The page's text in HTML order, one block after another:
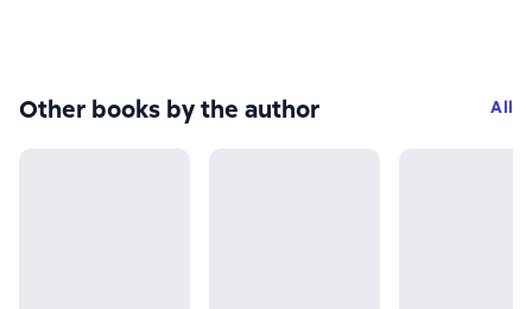
Other books by the author All